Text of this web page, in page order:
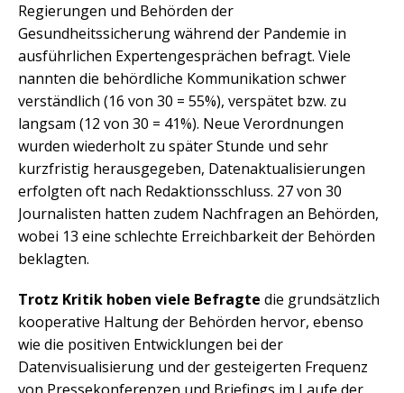
Regierungen und Behörden der
Gesundheitssicherung während der Pandemie in
ausführlichen Expertengesprächen befragt. Viele
nannten die behördliche Kommunikation schwer
verständlich (16 von 30 = 55%), verspätet bzw. zu
langsam (12 von 30 = 41%). Neue Verordnungen
wurden wiederholt zu später Stunde und sehr
kurzfristig herausgegeben, Datenaktualisierungen
erfolgten oft nach Redaktionsschluss. 27 von 30
Journalisten hatten zudem Nachfragen an Behörden,
wobei 13 eine schlechte Erreichbarkeit der Behörden
beklagten.
Trotz Kritik hoben viele Befragte die grundsätzlich
kooperative Haltung der Behörden hervor, ebenso
wie die positiven Entwicklungen bei der
Datenvisualisierung und der gesteigerten Frequenz